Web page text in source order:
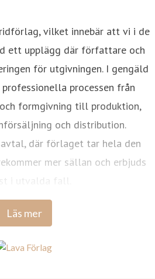
Läs mer
vilket innebär att vi i de
ett upplägg där författare och
för utgivningen. I gengäld
processen från
formgivning till produktion,
och distribution.
där förlaget tar hela den
mer sällan och erbjuds
i utvalda fall.